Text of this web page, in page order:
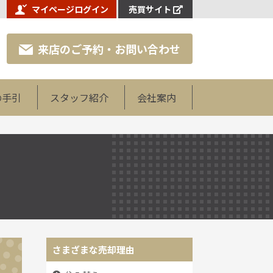
マイページログイン 売買サイト
来店のご予約・お問い合わせ
引 スタッフ紹介 会社案内
さまざまな売却理由